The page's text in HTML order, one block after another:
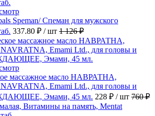
Speman/ Спеман для мужского
337.80 ₽ / шт 1 126 ₽
массажное масло НАВРАТНА,
Emami Ltd., для головы и
Эмами, 45 мл. 228 ₽ / шт 760 ₽